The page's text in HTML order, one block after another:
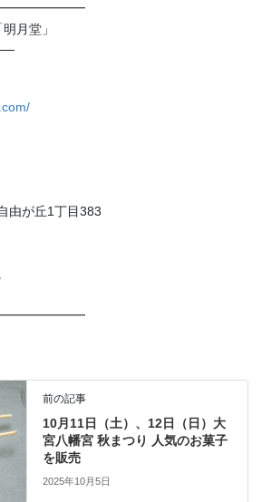
月堂」
由が丘1丁目383
前の記事
10月11日（土）、12日（日）大
宮八幡宮 秋まつり 人気のお菓子
を販売
2025年10月5日